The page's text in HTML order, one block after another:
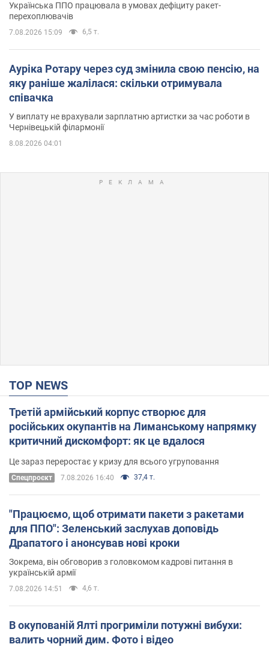
Українська ППО працювала в умовах дефіциту ракет-
перехоплювачів
7.08.2026 15:09 6,5 т.
Ауріка Ротару через суд змінила свою пенсію, на
яку раніше жалілася: скільки отримувала
співачка
У виплату не врахували зарплатню артистки за час роботи в
Чернівецькій філармонії
8.08.2026 04:01
TOP NEWS
Третій армійський корпус створює для
російських окупантів на Лиманському напрямку
критичний дискомфорт: як це вдалося
Це зараз переростає у кризу для всього угруповання
Cпецпроєкт 7.08.2026 16:40 37,4 т.
"Працюємо, щоб отримати пакети з ракетами
для ППО": Зеленський заслухав доповідь
Драпатого і анонсував нові кроки
Зокрема, він обговорив з головкомом кадрові питання в
українській армії
7.08.2026 14:51 4,6 т.
В окупованій Ялті прогриміли потужні вибухи:
валить чорний дим. Фото і відео